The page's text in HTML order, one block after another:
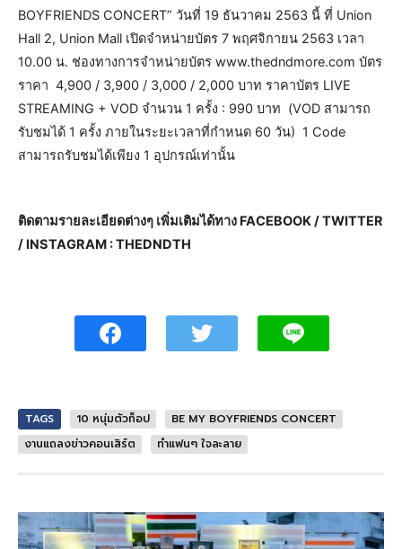
BOYFRIENDS CONCERT” วันที่ ‪19 ธันวาคม 2563 นี้ ที่ Union
Hall 2, Union Mall เปิดจำหน่ายบัตร ‪7 พฤศจิกายน 2563 เวลา
10.00 น. ช่องทางการจำหน่ายบัตร www.thedndmore.com บัตร
ราคา 4,900 / 3,900 / 3,000 / 2,000 บาท ราคาบัตร LIVE
STREAMING + VOD จำนวน 1 ครั้ง : 990 บาท (VOD สามารถ
รับชมได้ 1 ครั้ง ภายในระยะเวลาที่กำหนด 60 วัน) 1 Code
สามารถรับชมได้เพียง 1 อุปกรณ์เท่านั้น
ติดตามรายละเอียดต่างๆ เพิ่มเติมได้ทาง FACEBOOK / TWITTER
/ INSTAGRAM : THEDNDTH
TAGS 10 หนุ่มตัวท็อป
BE MY BOYFRIENDS CONCERT
งานแถลงข่าวคอนเสิร์ต
ทำแฟนๆ ใจละลาย